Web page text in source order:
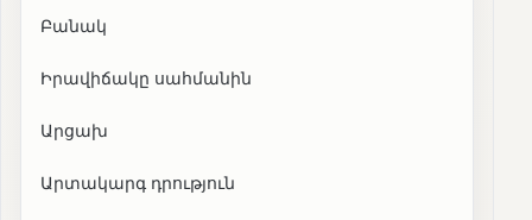
Բանակ
Իրավիճակը սահմանին
Արցախ
Արտակարգ դրություն